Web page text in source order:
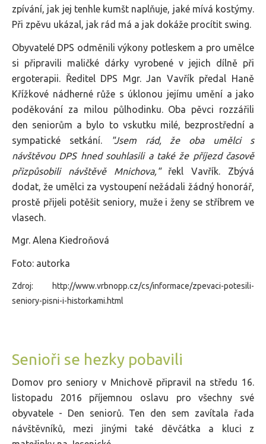
zpívání, jak jej tenhle kumšt naplňuje, jaké mívá kostýmy.
Při zpěvu ukázal, jak rád má a jak dokáže procítit swing.
Obyvatelé DPS odměnili výkony potleskem a pro umělce
si připravili maličké dárky vyrobené v jejich dílně při
ergoterapii. Ředitel DPS Mgr. Jan Vavřík předal Haně
Křížkové nádherné růže s úklonou jejímu umění a jako
poděkování za milou půlhodinku. Oba pěvci rozzářili
den seniorům a bylo to vskutku milé, bezprostřední a
sympatické setkání.
"Jsem rád, že oba umělci s
návštěvou DPS hned souhlasili a také že příjezd časově
přizpůsobili návštěvě Mnichova,"řekl Vavřík. Zbývá
dodat, že umělci za vystoupení nežádali žádný honorář,
prostě přijeli potěšit seniory, muže i ženy se stříbrem ve
vlasech.
Mgr. Alena Kiedroňová
Foto: autorka
Zdroj: http://www.vrbnopp.cz/cs/informace/zpevaci-potesili-
seniory-pisni-i-historkami.html
Senioři se hezky pobavili
Domov pro seniory v Mnichově připravil na středu 16.
listopadu 2016 příjemnou oslavu pro všechny své
obyvatele - Den seniorů. Ten den sem zavítala řada
návštěvníků, mezi jinými také děvčátka a kluci z